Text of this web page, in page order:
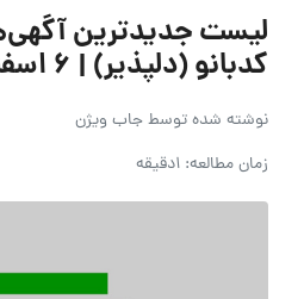
لیست جدیدترین
کدبانو (دلپذیر) | ۶ اسفند ۱۴۰۴
نوشته شده توسطجاب ویژن
زمان مطالعه: 1دقیقه